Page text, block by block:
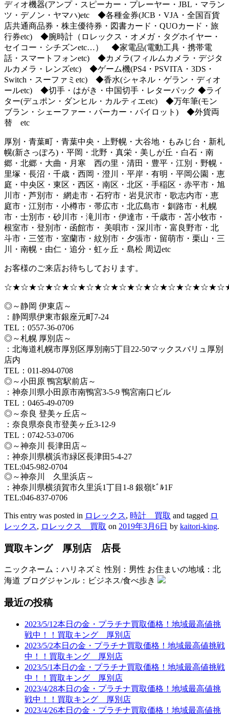
ディオ機器(アンプ・スピーカー・プレーヤー・JBL・マラン
ツ・デノン・ヤマハ)etc ◆各種金券(JCB・VJA・全国百貨
店共通商品券・株主優待券・図書カード・QUOカード・旅
行券etc) ◆腕時計（ロレックス・オメガ・タグホイヤー・
セイコー・シチズンetc…） ◆家電品(電動工具・携帯電
話・スマートフォンetc) ◆カメラ(フィルムカメラ・デジタ
ルカメラ・レンズetc) ◆ゲーム機(PS4・PSVITA・3DS・
Switch・スーファミetc) ◆香水(シャネル・ゲラン・ディオ
ールetc) ◆切手・はがき・中国切手・レターパック ◆ライ
ター(デュポン・ダンヒル・カルティエetc) ◆万年筆(モン
ブラン・シェーファー・パーカー・パイロット) ◆外貨両
替 etc
厚別・青葉町・青葉中央・上野幌・大谷地・もみじ台・新札
幌(新さっぽろ)・平岡・北野・真栄・美しが丘・白石・南
郷・北郷・大曲・月寒 西の里・清田・豊平・江別・野幌・
里塚・長沼・千歳・西岡・澄川・平岸・有明・平岡公園・恵
庭・中央区・東区・西区・南区・北区・手稲区・赤平市・旭
川市・芦別市・ 網走市・石狩市・岩見沢市・歌志内市・恵
庭市・江別市・小樽市・帯広市・北広島市・釧路市・札幌
市・士別市・砂川市・滝川市・伊達市・千歳市・苫小牧市・
根室市・登別市・函館市・ 美唄市・深川市・富良野市・北
斗市・三笠市・室蘭市・紋別市・夕張市・留萌市・栗山・三
川・南幌・由仁・追分・虹ヶ丘・島松 周辺etc
お客様のご来店お待ちしております。
◎～静岡 伊東店～
：静岡県伊東市銀座元町7-24
TEL：0557-36-0706
◎～札幌 厚別店～
：北海道札幌市厚別区厚別南5丁目22-50マックスバリュ厚別
店内
TEL：011-894-0708
◎～小田原 鴨宮駅前店～
：神奈川県小田原市南鴨宮3-5-9 鴨宮南口ビル
TEL：0465-49-0709
◎～奈良 登美ヶ丘店～
：奈良県奈良市登美ヶ丘3-12-9
TEL：0742-53-0706
◎～神奈川 長津田店～
：神奈川県横浜市緑区長津田5-4-27
TEL:045-982-0704
◎～神奈川 久里浜店～
：神奈川県横須賀市久里浜1丁目1-8 銀嶺ﾋﾞﾙ1F
TEL:046-837-0706
This entry was posted in ロレックス, 時計 買取 and tagged ロ
レックス, ロレックス 買取 on 2019年3月6日 by kaitori-king.
買取キング 厚別店 店長
ニックネーム：ハリネズミ 性別：男性 お住まいの地域：北
海道 ブログジャンル：ビジネス/食べ歩き
最近の投稿
2023/5/12本日の金・プラチナ買取価格！地域最高値挑
戦中！！買取キング 厚別店
2023/5/2本日の金・プラチナ買取価格！地域最高値挑戦
中！！買取キング 厚別店
2023/5/1本日の金・プラチナ買取価格！地域最高値挑戦
中！！買取キング 厚別店
2023/4/28本日の金・プラチナ買取価格！地域最高値挑
戦中！！買取キング 厚別店
2023/4/26本日の金・プラチナ買取価格！地域最高値挑